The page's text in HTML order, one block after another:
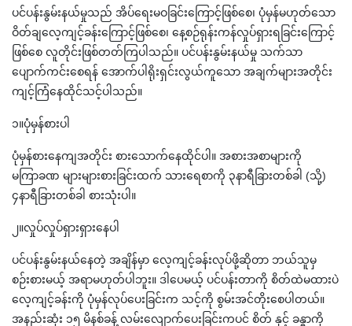
ပင်ပန်းနွမ်းနယ်မှုသည် အိပ်ရေးမဝခြင်းကြောင့်ဖြစ်စေ၊ ပုံမှန်မဟုတ်သော
ဝိတ်ချလေ့ကျင့်ခန်းကြောင့်ဖြစ်စေ၊ နေ့စဉ်ရုန်းကန်လှုပ်ရှားရခြင်းကြောင့်
ဖြစ်စေ လူတိုင်းဖြစ်တတ်ကြပါသည်။ ပင်ပန်းနွမ်းနယ်မှု သက်သာ
ပျောက်ကင်းစေရန် အောက်ပါရိုးရှင်းလွယ်ကူသော အချက်များအတိုင်း
ကျင့်ကြံနေထိုင်သင့်ပါသည်။
၁။ပုံမှန်စားပါ
ပုံမှန်စားနေကျအတိုင်း စားသောက်နေထိုင်ပါ။ အစားအစာများကို
မကြာခဏ များများစားခြင်းထက် သားရေစာကို ၃နာရီခြားတစ်ခါ (သို့)
၄နာရီခြားတစ်ခါ စားသုံးပါ။
၂။လှုပ်လှုပ်ရှားရှားနေပါ
ပင်ပန်းနွမ်းနယ်နေတဲ့ အချိန်မှာ လေ့ကျင့်ခန်းလုပ်ဖို့ဆိုတာ ဘယ်သူမှ
စဉ်းစားမယ့် အရာမဟုတ်ပါဘူး။ ဒါပေမယ့် ပင်ပန်းတာကို စိတ်ထဲမထားပဲ
လေ့ကျင့်ခန်းကို ပုံမှန်လုပ်ပေးခြင်းက သင့်ကို စွမ်းအင်တိုးစေပါတယ်။
အနည်းဆုံး ၁၅ မိနစ်ခန့် လမ်းလျောက်ပေးခြင်းကပင် စိတ် နှင့် ခန္ဓာကို